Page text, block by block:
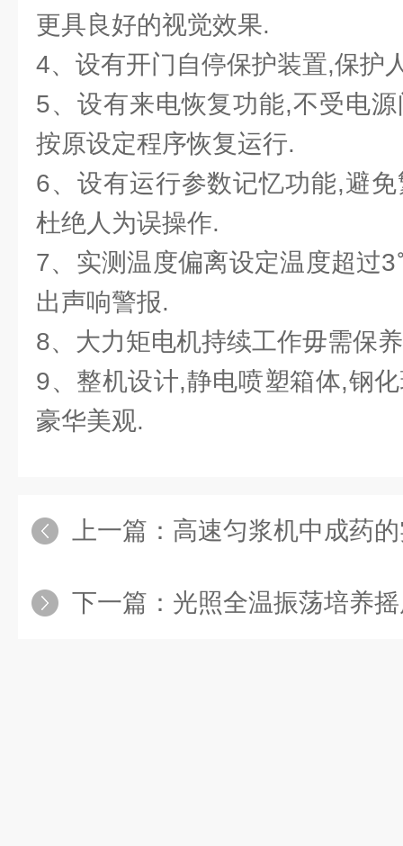
更具良好的视觉效果.
4、设有开门自停保护装置,保护
5、设有来电恢复功能,不受电
按原设定程序恢复运行.
6、设有运行参数记忆功能,避
杜绝人为误操作.
7、实测温度偏离设定温度超过
出声响警报.
8、大力矩电机持续工作毋需保
9、整机设计,静电喷塑箱体,钢
豪华美观.
上一篇： 高速匀浆机中成药
下一篇： 光照全温振荡培养